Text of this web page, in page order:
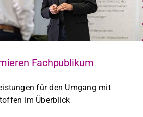
Fachpublikum
für den Umgang mit
im Überblick